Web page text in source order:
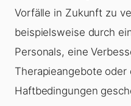
Vorfälle in Zukunft zu
beispielsweise durch
Personals, eine
Therapieangebote oder
Haftbedingungen